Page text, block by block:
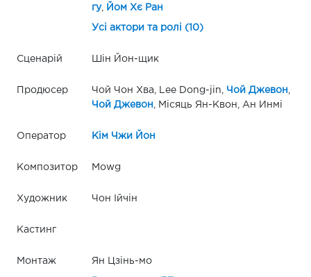
гу, Йом Хє Ран
Усі актори та ролі (10)
Сценарій Шін Йон-щик
Продюсер Чой Чон Хва, Lee Dong-jin, Чой Джевон
Чой Джевон , Місяць Ян-Квон, Ан Инмі
Оператор Кім Чжи Йон
Композитор Mowg
Художник Чон Ійчін
Кастинг
Монтаж Ян Цзінь-мо